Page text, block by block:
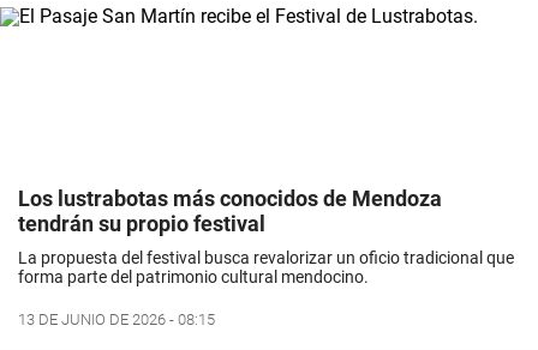
Los lustrabotas más conocidos de Mendoza
tendrán su propio festival
La propuesta del festival busca revalorizar un oficio tradicional que
forma parte del patrimonio cultural mendocino.
13 DE JUNIO DE 2026 - 08:15